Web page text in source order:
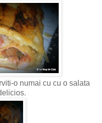
o numai cu cu o salata